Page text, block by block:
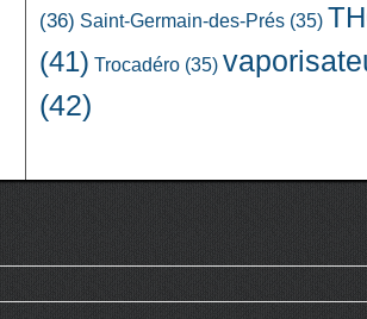
(36) Saint-Germain-des-Prés (35)
(41) Trocadéro (35)
(42)